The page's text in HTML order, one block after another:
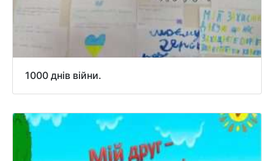
1000 днів війни.